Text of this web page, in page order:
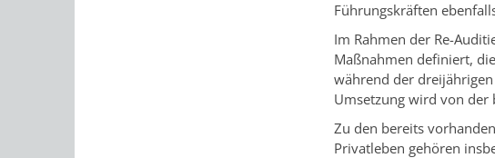
Führungskräften
Im Rahmen der Re-
Maßnahmen definiert,
während der
Umsetzung wird von
Zu den bereits
Privatleben gehören